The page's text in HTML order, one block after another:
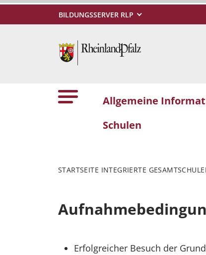
BILDUNGSSERVER RLP
Allgemeine
Schulen
STARTSEITE INTEGRIERTE
Erfolgreicher Besuch der